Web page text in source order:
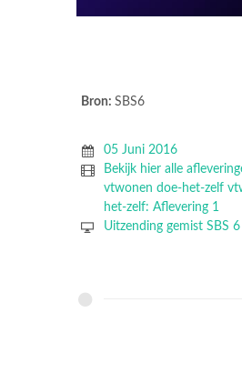
Bron: SBS6
05 Juni 2016
Bekijk hier alle
vtwonen doe-het-zelf
het-zelf: Aflevering 1
Uitzending gemist SBS 6